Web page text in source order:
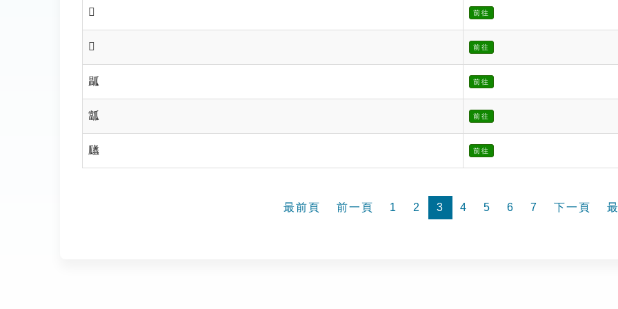
𤫰 前往
𤫱 前往
㼔 前往
㼕 前往
㼖 前往
最前頁 前一頁 1 2 3 4 5 6 7 下一頁